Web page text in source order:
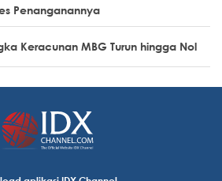
Penanganannya
Keracunan MBG Turun hingga Nol